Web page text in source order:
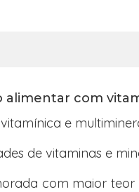
com
e
de vitaminas e
com maior